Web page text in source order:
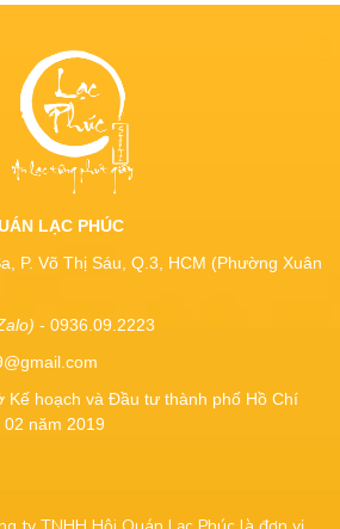
LẠC PHÚC
P. Võ Thị Sáu, Q.3, HCM (Phường Xuân
- 0936.09.2223
Kế hoạch và Đầu tư thành phố Hồ Chí
năm 2019